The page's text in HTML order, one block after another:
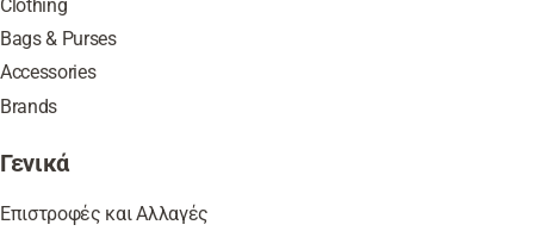
Clothing
Bags & Purses
Accessories
Brands
Γενικά
Επιστροφές και Αλλαγές